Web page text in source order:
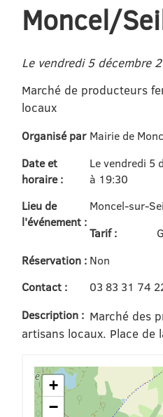
Moncel/
Le vendredi 5 décembre
Marché de producteurs
locaux
Organisé par Mairie de
Date et
horaire :
Le vendredi 5
à 19:30
Lieu de
l'événement :
Moncel-sur-
Tarif :
Réservation : Non
Contact :
03 83 31 74
Description : Marché des
artisans locaux. Place de
+
−